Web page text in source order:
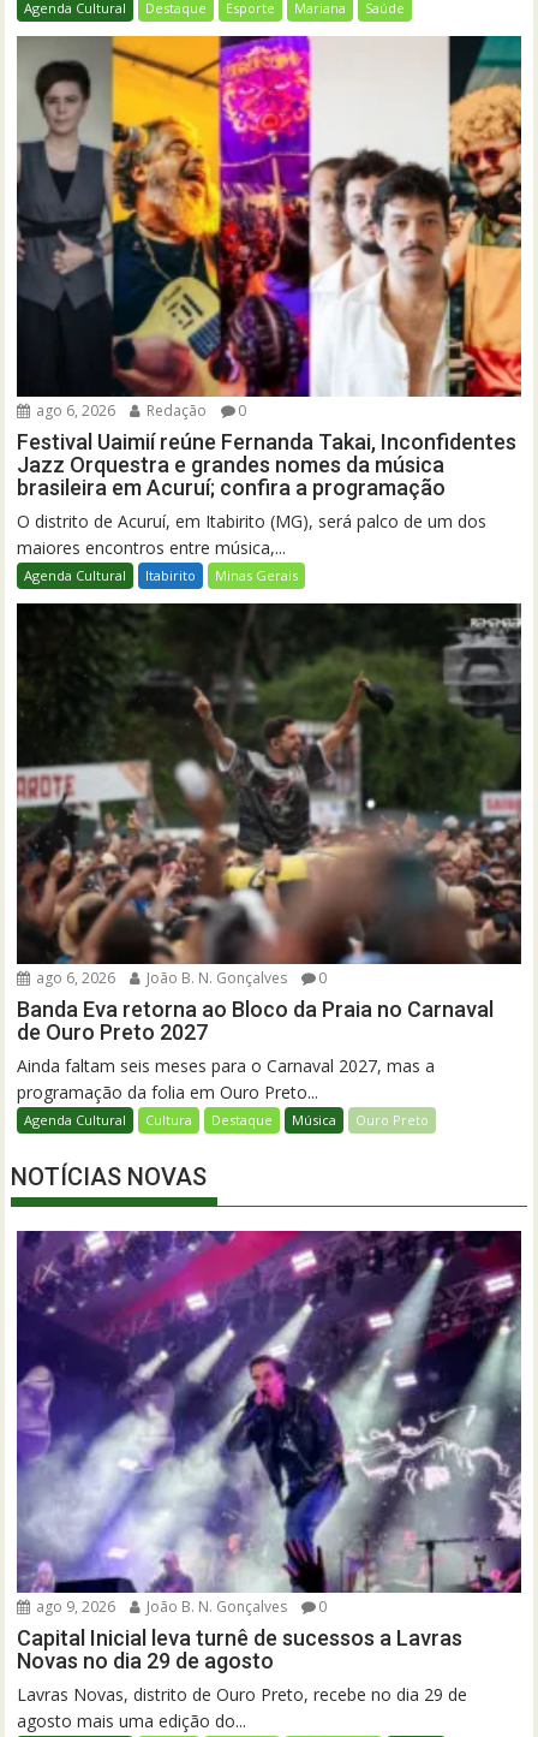
Agenda Cultural Destaque Esporte Mariana Saúde
ago 6, 2026 Redação 0
Festival Uaimií reúne Fernanda Takai, Inconfidentes
Jazz Orquestra e grandes nomes da música
brasileira em Acuruí; confira a programação
O distrito de Acuruí, em Itabirito (MG), será palco de um dos
maiores encontros entre música,...
Agenda Cultural Itabirito Minas Gerais
ago 6, 2026 João B. N. Gonçalves 0
Banda Eva retorna ao Bloco da Praia no Carnaval
de Ouro Preto 2027
Ainda faltam seis meses para o Carnaval 2027, mas a
programação da folia em Ouro Preto...
Agenda Cultural Cultura Destaque Música Ouro Preto
NOTÍCIAS NOVAS
ago 9, 2026 João B. N. Gonçalves 0
Capital Inicial leva turnê de sucessos a Lavras
Novas no dia 29 de agosto
Lavras Novas, distrito de Ouro Preto, recebe no dia 29 de
agosto mais uma edição do...